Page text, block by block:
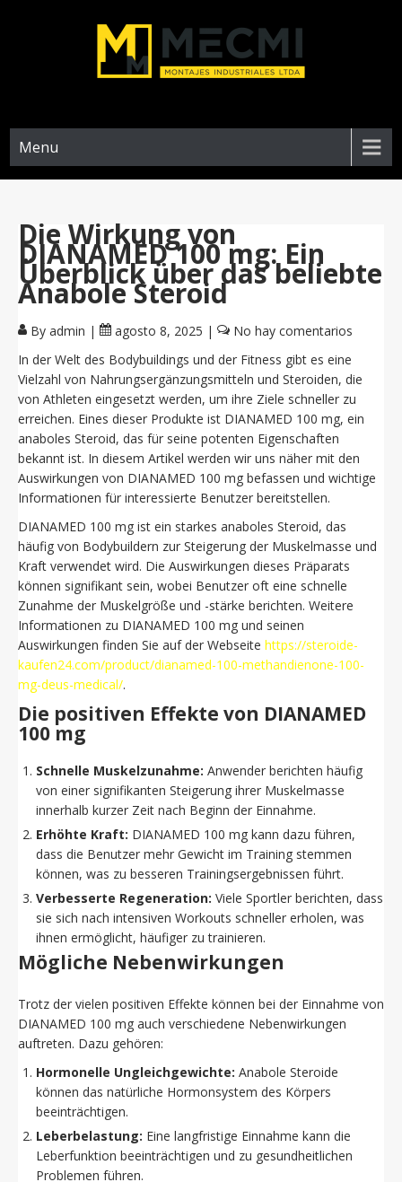
Menu
Die Wirkung von
DIANAMED 100 mg: Ein
Überblick über das beliebte
Anabole Steroid
By admin | agosto 8, 2025 |
No hay comentarios
In der Welt des Bodybuildings und der Fitness gibt es eine
Vielzahl von Nahrungsergänzungsmitteln und Steroiden, die
von Athleten eingesetzt werden, um ihre Ziele schneller zu
erreichen. Eines dieser Produkte ist DIANAMED 100 mg, ein
anaboles Steroid, das für seine potenten Eigenschaften
bekannt ist. In diesem Artikel werden wir uns näher mit den
Auswirkungen von DIANAMED 100 mg befassen und wichtige
Informationen für interessierte Benutzer bereitstellen.
DIANAMED 100 mg ist ein starkes anaboles Steroid, das
häufig von Bodybuildern zur Steigerung der Muskelmasse und
Kraft verwendet wird. Die Auswirkungen dieses Präparats
können signifikant sein, wobei Benutzer oft eine schnelle
Zunahme der Muskelgröße und -stärke berichten. Weitere
Informationen zu DIANAMED 100 mg und seinen
Auswirkungen finden Sie auf der Webseite https://steroide-
kaufen24.com/product/dianamed-100-methandienone-100-
mg-deus-medical/.
Die positiven Effekte von DIANAMED
100 mg
Schnelle Muskelzunahme: Anwender berichten häufig
von einer signifikanten Steigerung ihrer Muskelmasse
innerhalb kurzer Zeit nach Beginn der Einnahme.
Erhöhte Kraft: DIANAMED 100 mg kann dazu führen,
dass die Benutzer mehr Gewicht im Training stemmen
können, was zu besseren Trainingsergebnissen führt.
Verbesserte Regeneration: Viele Sportler berichten, dass
sie sich nach intensiven Workouts schneller erholen, was
ihnen ermöglicht, häufiger zu trainieren.
Mögliche Nebenwirkungen
Trotz der vielen positiven Effekte können bei der Einnahme von
DIANAMED 100 mg auch verschiedene Nebenwirkungen
auftreten. Dazu gehören:
Hormonelle Ungleichgewichte: Anabole Steroide
können das natürliche Hormonsystem des Körpers
beeinträchtigen.
Leberbelastung: Eine langfristige Einnahme kann die
Leberfunktion beeinträchtigen und zu gesundheitlichen
Problemen führen.